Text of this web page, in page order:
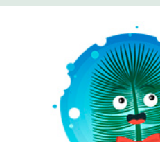
Magazine
журнал